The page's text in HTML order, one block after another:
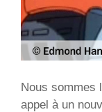
Nous sommes
appel à un